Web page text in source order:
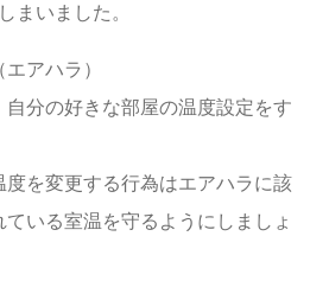
まいました。
アハラ）
分の好きな部屋の温度設定をす
を変更する行為はエアハラに該
いる室温を守るようにしましょ